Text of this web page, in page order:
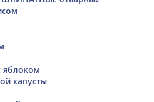
яблоком
капусты